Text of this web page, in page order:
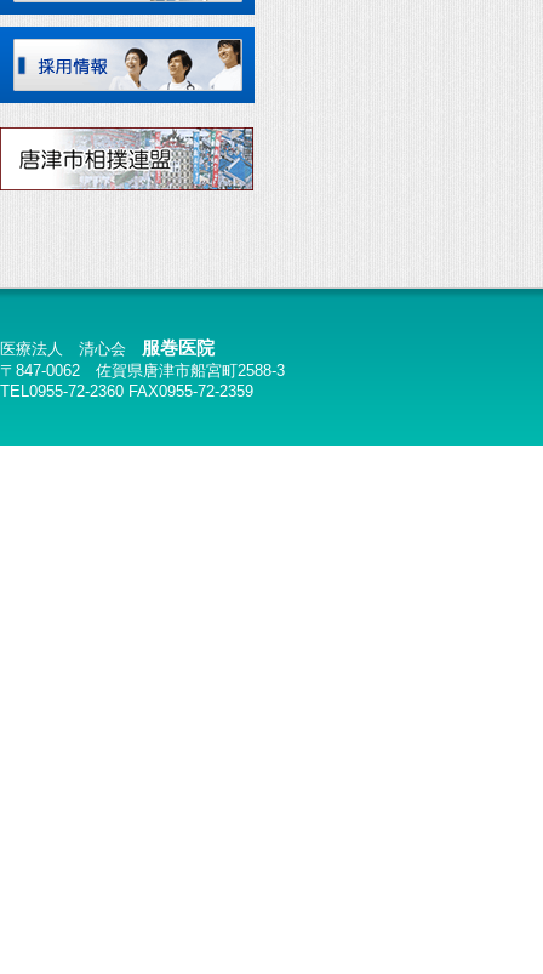
医療法人 清心会 服巻医院
〒847-0062 佐賀県唐津市船宮町2588-3
TEL0955-72-2360 FAX0955-72-2359